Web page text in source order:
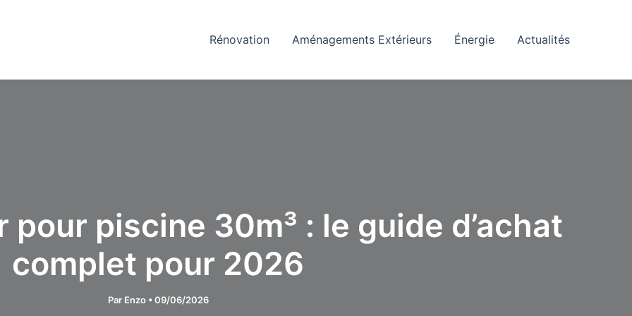
Rénovation Aménagements Extérieurs Énergie Actualités
pour piscine 30m³ : le guide d’achat
complet pour 2026
Par Enzo •09/06/2026